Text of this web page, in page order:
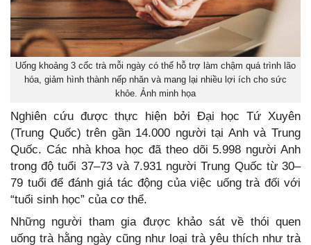
Uống khoảng 3 cốc trà mỗi ngày có thể hỗ trợ làm chậm quá trình lão
hóa, giảm hình thành nếp nhăn và mang lại nhiều lợi ích cho sức
khỏe. Ảnh minh họa
Nghiên cứu được thực hiện bởi Đại học Tứ Xuyên
(Trung Quốc) trên gần 14.000 người tại Anh và Trung
Quốc. Các nhà khoa học đã theo dõi 5.998 người Anh
trong độ tuổi 37–73 và 7.931 người Trung Quốc từ 30–
79 tuổi để đánh giá tác động của việc uống trà đối với
“tuổi sinh học” của cơ thể.
Những người tham gia được khảo sát về thói quen
uống trà hằng ngày cũng như loại trà yêu thích như trà